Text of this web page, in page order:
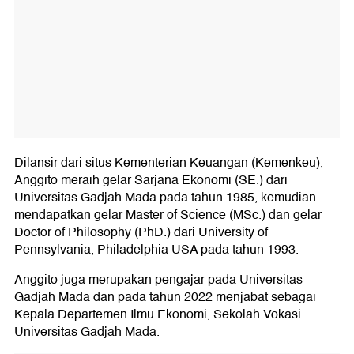
Dilansir dari situs Kementerian Keuangan (Kemenkeu),
Anggito meraih gelar Sarjana Ekonomi (SE.) dari
Universitas Gadjah Mada pada tahun 1985, kemudian
mendapatkan gelar Master of Science (MSc.) dan gelar
Doctor of Philosophy (PhD.) dari University of
Pennsylvania, Philadelphia USA pada tahun 1993.
Anggito juga merupakan pengajar pada Universitas
Gadjah Mada dan pada tahun 2022 menjabat sebagai
Kepala Departemen Ilmu Ekonomi, Sekolah Vokasi
Universitas Gadjah Mada.